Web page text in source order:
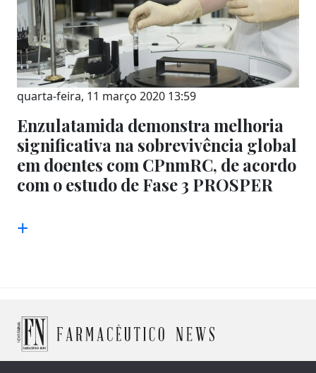
quarta-feira, 11 março 2020 13:59
Enzulatamida demonstra melhoria
significativa na sobrevivência global
em doentes com CPnmRC, de acordo
com o estudo de Fase 3 PROSPER
+